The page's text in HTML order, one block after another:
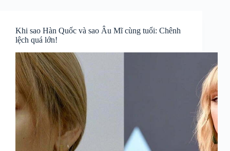
Khi sao Hàn Quốc và sao Âu Mĩ cùng tuổi: Chênh
lệch quá lớn!